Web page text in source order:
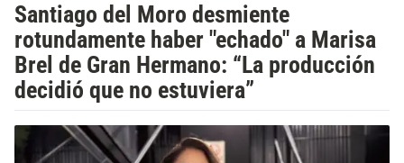
Santiago del Moro desmiente
rotundamente haber "echado" a Marisa
Brel de Gran Hermano: “La producción
decidió que no estuviera”